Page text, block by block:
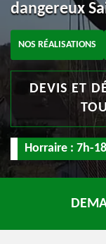
dangereux
NOS RÉALISATIONS
DEVIS ET
Horraire : 7h-